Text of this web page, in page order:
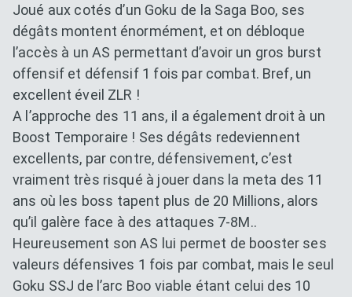
Joué aux cotés d’un Goku de la Saga Boo, ses
dégâts montent énormément, et on débloque
l’accès à un AS permettant d’avoir un gros burst
offensif et défensif 1 fois par combat. Bref, un
excellent éveil ZLR !
A l’approche des 11 ans, il a également droit à un
Boost Temporaire ! Ses dégâts redeviennent
excellents, par contre, défensivement, c’est
vraiment très risqué à jouer dans la meta des 11
ans où les boss tapent plus de 20 Millions, alors
qu’il galère face à des attaques 7-8M..
Heureusement son AS lui permet de booster ses
valeurs défensives 1 fois par combat, mais le seul
Goku SSJ de l’arc Boo viable étant celui des 10